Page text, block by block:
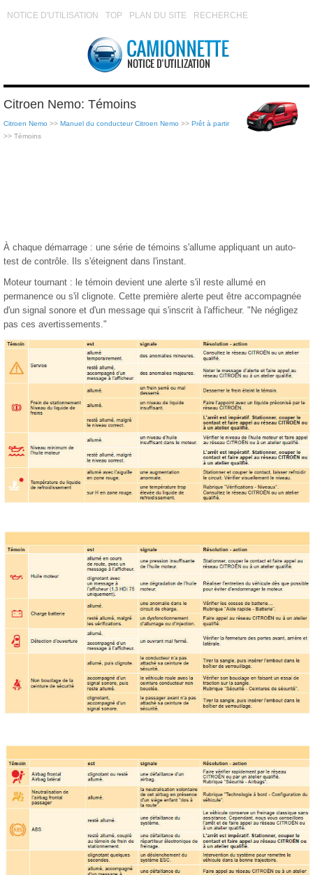
NOTICE D'UTILISATION TOP PLAN DU SITE RECHERCHE
Citroen Nemo: Témoins
Citroen Nemo >> Manuel du conducteur Citroen Nemo >> Prêt à partir
>> Témoins
À chaque démarrage : une série de témoins s'allume appliquant un auto-
test de contrôle. Ils s'éteignent dans l'instant.
Moteur tournant : le témoin devient une alerte s'il reste allumé en
permanence ou s'il clignote. Cette première alerte peut être accompagnée
d'un signal sonore et d'un message qui s'inscrit à l'afficheur. "Ne négligez
pas ces avertissements."